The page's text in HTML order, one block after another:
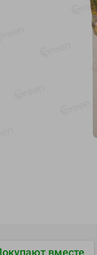
вместе